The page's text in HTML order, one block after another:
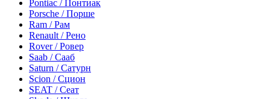
Pontiac / Понтиак
Porsche / Порше
Ram / Рам
Renault / Рено
Rover / Ровер
Saab / Сааб
Saturn / Сатурн
Scion / Сцион
SEAT / Сеат